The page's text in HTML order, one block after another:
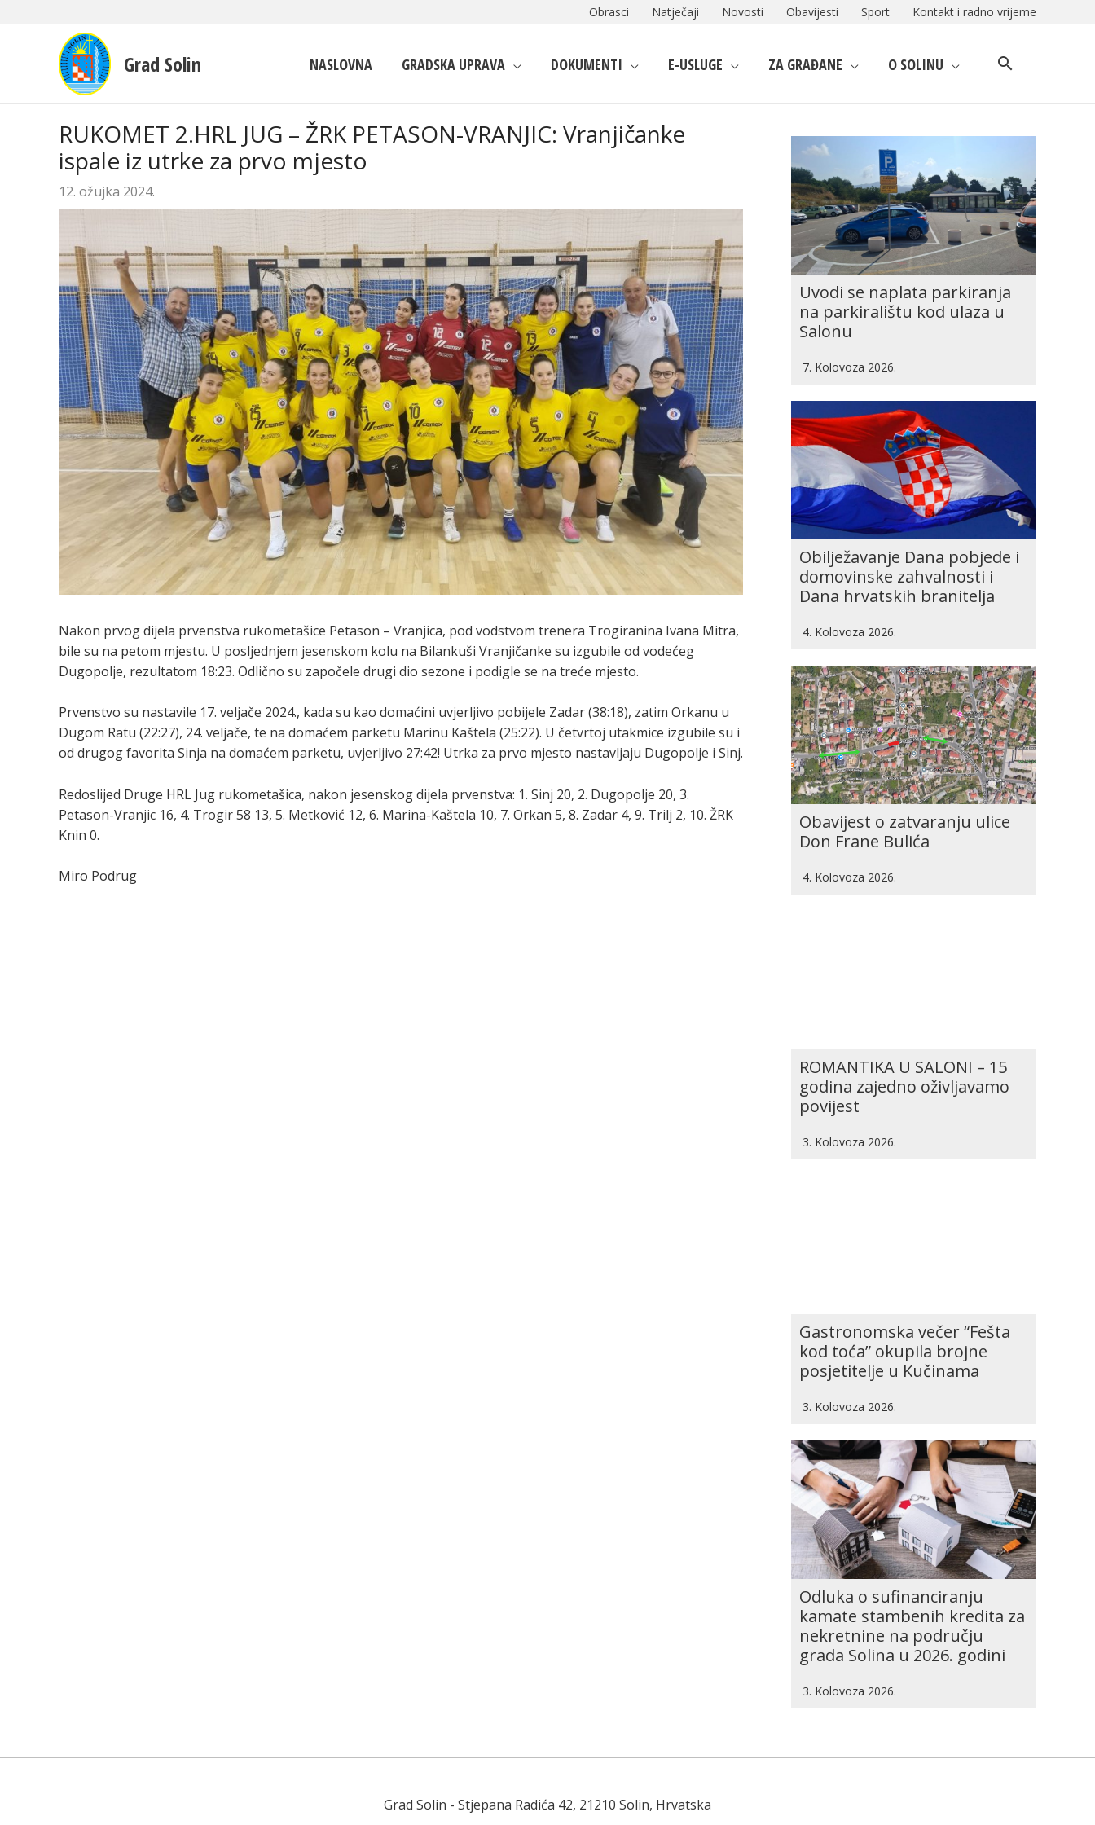
Obrasci Natječaji Novosti Obavijesti Sport Kontakt i radno vrijeme
Grad Solin NASLOVNA GRADSKA UPRAVA DOKUMENTI E-USLUGE ZA GRAĐANE O SOLINU
RUKOMET 2.HRL JUG – ŽRK PETASON-VRANJIC: Vranjičanke
ispale iz utrke za prvo mjesto
12. ožujka 2024.
Nakon prvog dijela prvenstva rukometašice Petason – Vranjica, pod vodstvom trenera Trogiranina Ivana Mitra,
bile su na petom mjestu. U posljednjem jesenskom kolu na Bilankuši Vranjičanke su izgubile od vodećeg
Dugopolje, rezultatom 18:23. Odlično su započele drugi dio sezone i podigle se na treće mjesto.
Prvenstvo su nastavile 17. veljače 2024., kada su kao domaćini uvjerljivo pobijele Zadar (38:18), zatim Orkanu u
Dugom Ratu (22:27), 24. veljače, te na domaćem parketu Marinu Kaštela (25:22). U četvrtoj utakmice izgubile su i
od drugog favorita Sinja na domaćem parketu, uvjerljivo 27:42! Utrka za prvo mjesto nastavljaju Dugopolje i Sinj.
Redoslijed Druge HRL Jug rukometašica, nakon jesenskog dijela prvenstva: 1. Sinj 20, 2. Dugopolje 20, 3.
Petason-Vranjic 16, 4. Trogir 58 13, 5. Metković 12, 6. Marina-Kaštela 10, 7. Orkan 5, 8. Zadar 4, 9. Trilj 2, 10. ŽRK
Knin 0.
Miro Podrug
Uvodi se naplata parkiranja
na parkiralištu kod ulaza u
Salonu
7. Kolovoza 2026.
Obilježavanje Dana pobjede i
domovinske zahvalnosti i
Dana hrvatskih branitelja
4. Kolovoza 2026.
Obavijest o zatvaranju ulice
Don Frane Bulića
4. Kolovoza 2026.
ROMANTIKA U SALONI – 15
godina zajedno oživljavamo
povijest
3. Kolovoza 2026.
Gastronomska večer “Fešta
kod toća” okupila brojne
posjetitelje u Kučinama
3. Kolovoza 2026.
Odluka o sufinanciranju
kamate stambenih kredita za
nekretnine na području
grada Solina u 2026. godini
3. Kolovoza 2026.
Grad Solin - Stjepana Radića 42, 21210 Solin, Hrvatska